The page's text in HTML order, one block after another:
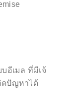
อีเมล ที่มีเจ้
ดปัญหาได้